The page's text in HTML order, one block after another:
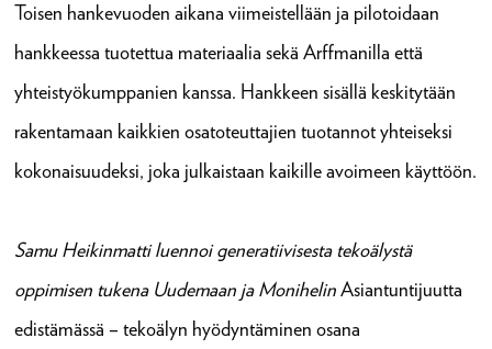
Toisen hankevuoden aikana viimeistellään ja pilotoidaan
hankkeessa tuotettua materiaalia sekä Arffmanilla että
yhteistyökumppanien kanssa. Hankkeen sisällä keskitytään
rakentamaan kaikkien osatoteuttajien tuotannot yhteiseksi
kokonaisuudeksi, joka julkaistaan kaikille avoimeen käyttöön.
Samu Heikinmatti luennoi generatiivisesta tekoälystä
oppimisen tukena Uudemaan ja MonihelinAsiantuntijuutta
edistämässä – tekoälyn hyödyntäminen osana